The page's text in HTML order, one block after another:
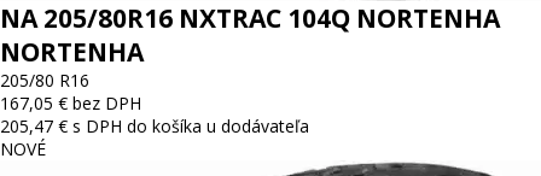
NA 205/80R16 NXTRAC 104Q NORTENHA
NORTENHA
205/80 R16
167,05 € bez DPH
205,47 € s DPH do košíka u dodávateľa
NOVÉ